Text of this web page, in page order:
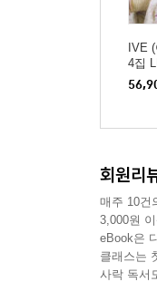
IVE
4집
Blu-
회원리
매주 10건
3,000원
eBook은
클래스는
사락 독서